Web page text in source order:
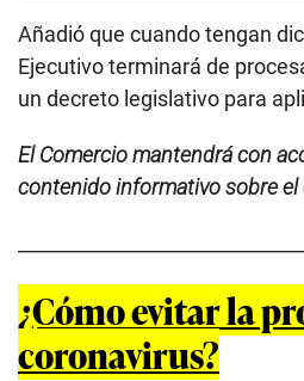
Añadió que cuando tengan
Ejecutivo terminará de
un decreto legislativo para
El Comercio mantendrá con
contenido informativo sobre el
¿Cómo evitar la
coronavirus?